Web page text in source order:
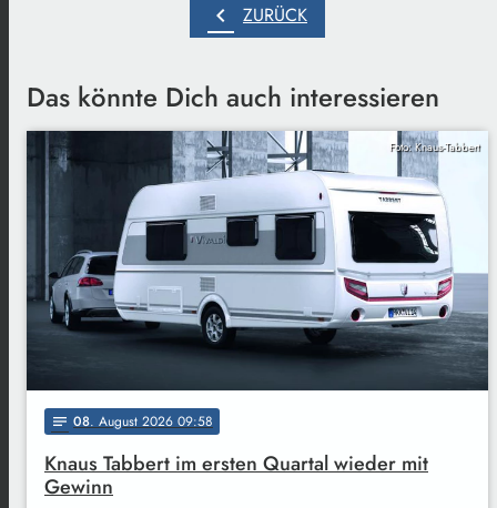
chevron_left ZURÜCK
Das könnte Dich auch interessieren
Foto: Knaus-Tabbert
notes 08. August 2026 09:58
Knaus Tabbert im ersten Quartal wieder mit
Gewinn